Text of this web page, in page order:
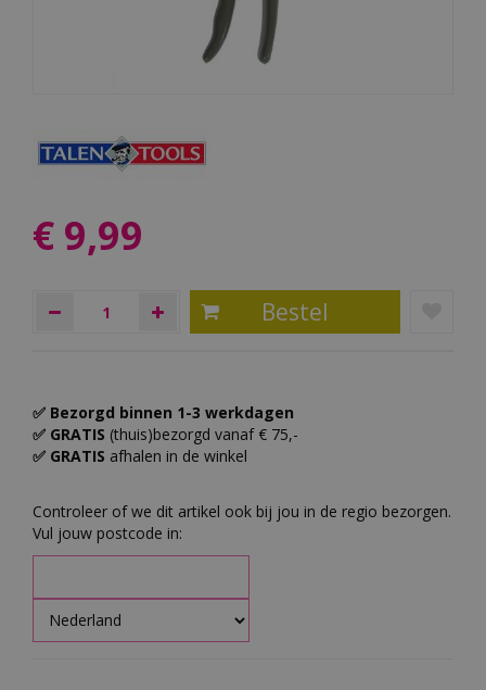
€ 9,99
✅ Bezorgd binnen 1-3 werkdagen
✅ GRATIS (thuis)bezorgd vanaf € 75,-
✅ GRATIS afhalen in de winkel
Controleer of we dit artikel ook bij jou in de regio bezorgen.
Vul jouw postcode in: